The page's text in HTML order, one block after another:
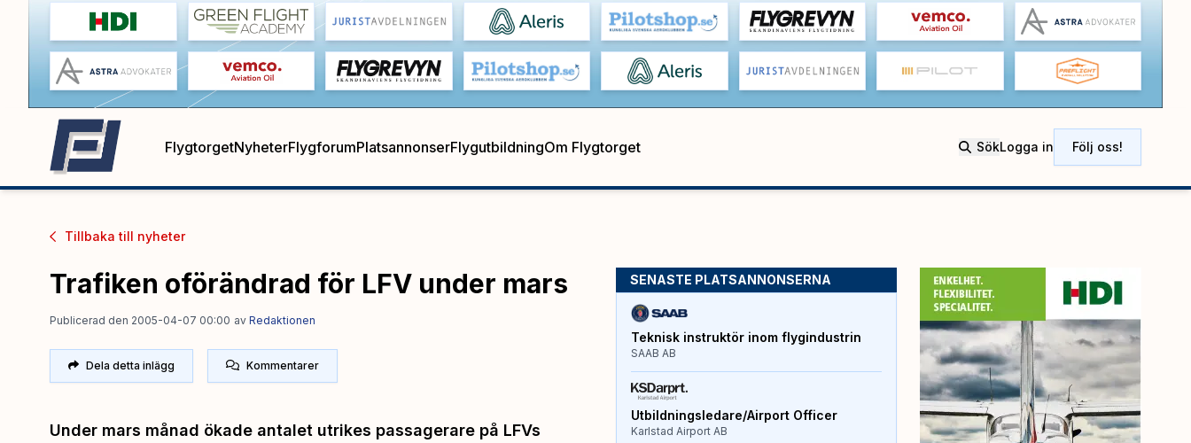
FlygtorgetNyheterFlygforumPlatsannonserFlygutbildningOm Flygtorget SökLogga in Följ oss!
Tillbaka till nyheter
Trafiken oförändrad för LFV under mars
Publicerad den 2005-04-07 00:00 av Redaktionen
Dela detta inlägg Kommentarer
Under mars månad ökade antalet utrikes passagerare på LFVs
SENASTE PLATSANNONSERNA
Teknisk instruktör inom flygindustrin
SAAB AB
Utbildningsledare/Airport Officer
Karlstad Airport AB